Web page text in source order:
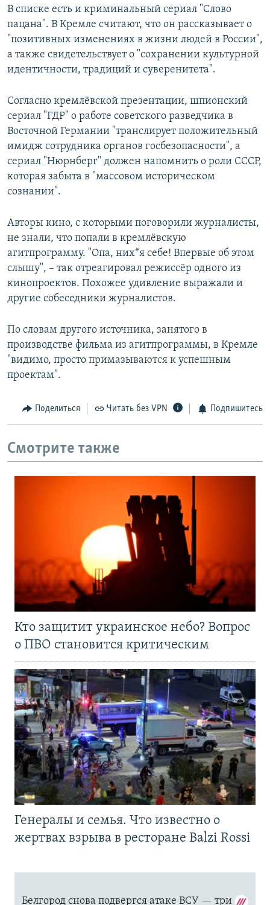
В списке есть и криминальный сериал "Слово
пацана". В Кремле считают, что он рассказывает о
"позитивных изменениях в жизни людей в России",
а также свидетельствует о "сохранении культурной
идентичности, традиций и суверенитета".
Согласно кремлёвской презентации, шпионский
сериал "ГДР" о работе советского разведчика в
Восточной Германии "транслирует положительный
имидж сотрудника органов госбезопасности", а
сериал "Нюрнберг" должен напомнить о роли СССР,
которая забыта в "массовом историческом
сознании".
Авторы кино, с которыми поговорили журналисты,
не знали, что попали в кремлёвскую
агитпрограмму. "Опа, них*я себе! Впервые об этом
слышу", – так отреагировал режиссёр одного из
кинопроектов. Похожее удивление выражали и
другие собеседники журналистов.
По словам другого источника, занятого в
производстве фильма из агитпрограммы, в Кремле
"видимо, просто примазываются к успешным
проектам".
Поделиться Читать без VPN Подпишитесь
Смотрите также
Кто защитит украинское небо? Вопрос
о ПВО становится критическим
Генералы и семья. Что известно о
жертвах взрыва в ресторане Balzi Rossi